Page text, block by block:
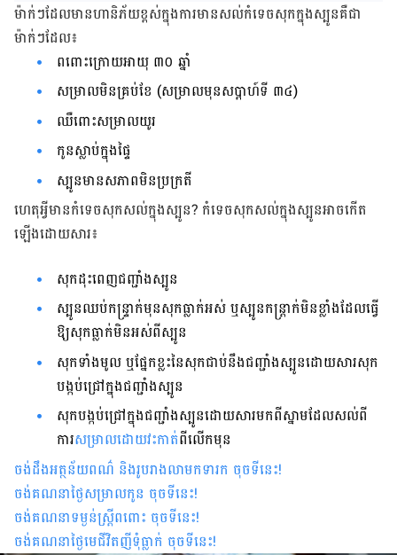
ម៉ាក់ៗដែលមានហានិភ័យខ្ពស់ក្នុងការមានសល់កំទេចសុកក្នុងស្បូនគឺជា
ម៉ាក់ៗដែល៖
ពពោះក្រោយអាយុ ៣០ ឆ្នាំ
សម្រាលមិនគ្រប់ខែ (សម្រាលមុនសប្តាហ៍ទី ៣៤)
ឈឺពោះសម្រាលយូរ
កូនស្លាប់ក្នុងផ្ទៃ
ស្បូនមានសភាពមិនប្រក្រតី
ហេតុអ្វីមានកំទេចសុកសល់ក្នុងស្បូន? កំទេចសុកសល់ក្នុងស្បូន​អាចកើត​
ឡើង​ដោយសារ៖
សុកដុះពេញជញ្ជាំងស្បូន
ស្បូនឈប់កន្រ្ទាក់មុនសុកធ្លាក់អស់ ឬស្បូនកន្រ្តាក់មិនខ្លាំងដែល​ធ្វើ​
ឱ្យ​សុក​ធ្លាក់​មិន​អស់ពីស្បូន
សុកទាំងមូល ឬផ្នែកខ្លះនៃសុកជាប់នឹងជញ្ជាំង​ស្បូនដោយសារសុក​
បង្កប់​ជ្រៅក្នុង​ជញ្ជាំង​ស្បូន
សុកបង្កប់ជ្រៅក្នុងជញ្ជាំងស្បូនដោយសារមកពីស្នាមដែលសល់ពី
ការសម្រាល​ដោយវះកាត់ពីលើកមុន
ចង់ដឹងអត្ថន័យពណ៌ និងរូបរាងលាមកទារក ចុចទីនេះ!
ចង់គណនាថ្ងៃសម្រាលកូន ចុចទីនេះ!
ចង់គណនាទម្ងន់ស្រ្តីពពោះ ចុចទីនេះ!
ចង់គណនាថ្ងៃមេជីវិតញីទុំធ្លាក់ ចុចទីនេះ!